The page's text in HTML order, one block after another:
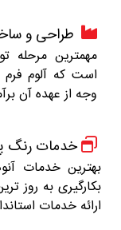
طراحی و
مهمترین مرحله
است که آلوم فرم
وجه از عهده آن
خدمات رنگ
بهترین خدمات
بکارگیری به روز
ارائه خدمات